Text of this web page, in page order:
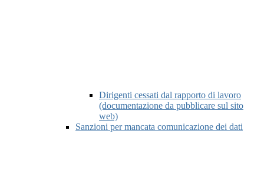
Dirigenti cessati dal rapporto di lavoro
(documentazione da pubblicare sul sito
web)
Sanzioni per mancata comunicazione dei dati